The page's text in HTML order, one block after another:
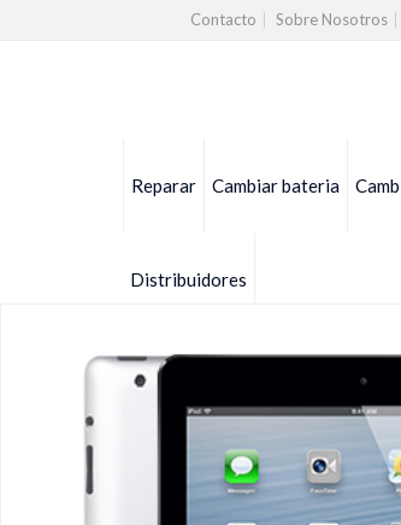
Contacto Sobre Nosotros
Reparar Cambiar bateria
Distribuidores